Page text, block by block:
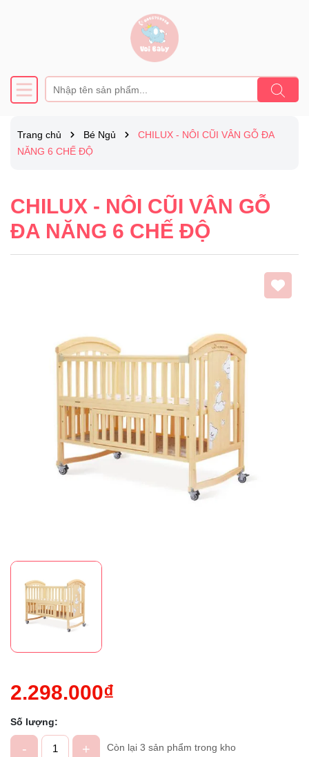
Trang chủ Bé Ngủ
CHILUX - NÔI CŨI VÂN GỖ ĐA
NĂNG 6 CHẾ ĐỘ
CHILUX - NÔI CŨI VÂN GỖ
ĐA NĂNG 6 CHẾ ĐỘ
2.298.000₫
Số lượng:
- + Còn lại 3 sản phẩm trong kho